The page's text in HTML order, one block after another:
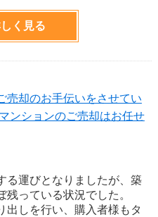
く見る
売却のお手伝いをさせてい
ンションのご売却はお任せ
る運びとなりましたが、築
っている状況でした。
出しを行い、購入者様もタ